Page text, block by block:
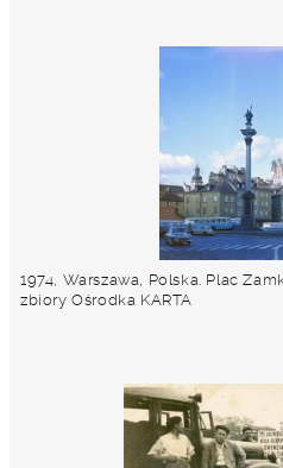
1974, Warszawa, Polska. Plac
zbiory Ośrodka KARTA